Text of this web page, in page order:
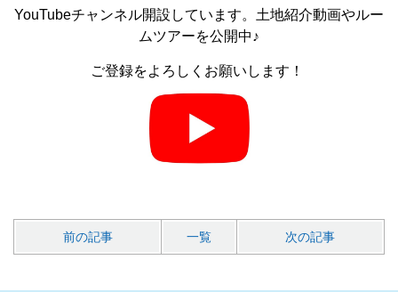
YouTubeチャンネル開設しています。土地紹介動画やルー
ムツアーを公開中♪
ご登録をよろしくお願いします！
前の記事 一覧 次の記事